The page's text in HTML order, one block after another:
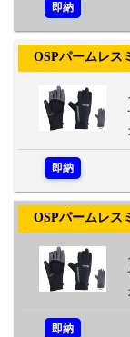
即納
OSPパームレス
即納
OSPパームレス
即納